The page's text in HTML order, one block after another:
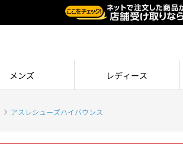
メンズ レディース
アスレシューズハイバウンス